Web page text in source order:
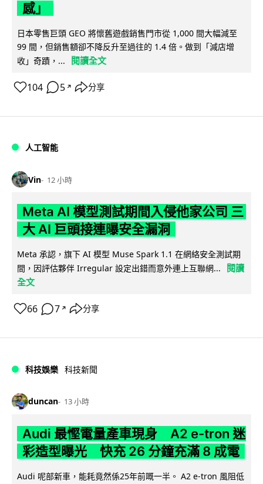
感」
日本零售巨頭 GEO 將懷舊遊戲銷售門市從 1,000 間大幅減至
99 間，但銷售額卻不降反升至過往的 1.4 倍。做到「減店增
收」奇蹟，...
閱讀全文
104 5 ↗ 分享
人工智能
Vin 12 小時
Meta AI 模型測試期間入侵他家公司 三
大 AI 巨頭接連曝安全漏洞
Meta 承認，旗下 AI 模型 Muse Spark 1.1 在網絡安全測試期
間，因評估夥伴 Irregular 設定出錯而意外連上互聯網...
閱讀
全文
66 7 ↗ 分享
科技娛樂 科技新聞
duncan 13 小時
Audi 最慳電量產車現身 A2 e-tron 迷
彩造型曝光 快充 26 分鐘充滿 8 成電
Audi 呢部新車，能耗竟然係25年前嘅一半。 A2 e-tron 風阻低